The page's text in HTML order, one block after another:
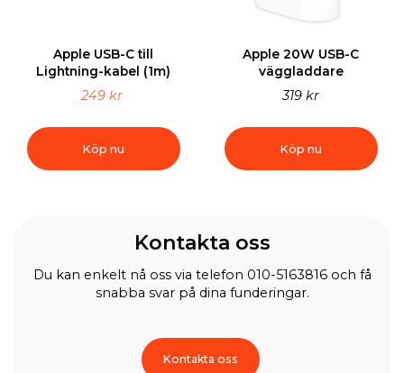
Apple USB-C till
Lightning-kabel (1m)
249 kr
Köp nu
Apple 20W USB-C
väggladdare
319 kr
Köp nu
Kontakta oss
Du kan enkelt nå oss via telefon 010-5163816 och få
snabba svar på dina funderingar.
Kontakta oss